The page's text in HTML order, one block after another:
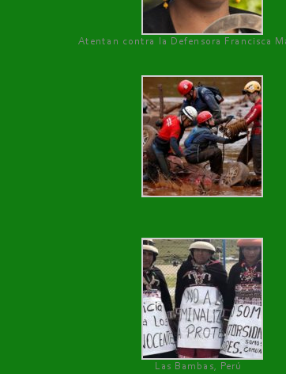
Atentan contra la Defensora Francisca
Las Bambas, Perú